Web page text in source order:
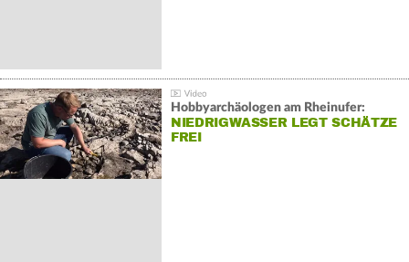
Hobbyarchäologen am Rheinufer:
NIEDRIGWASSER LEGT SCHÄTZE
FREI